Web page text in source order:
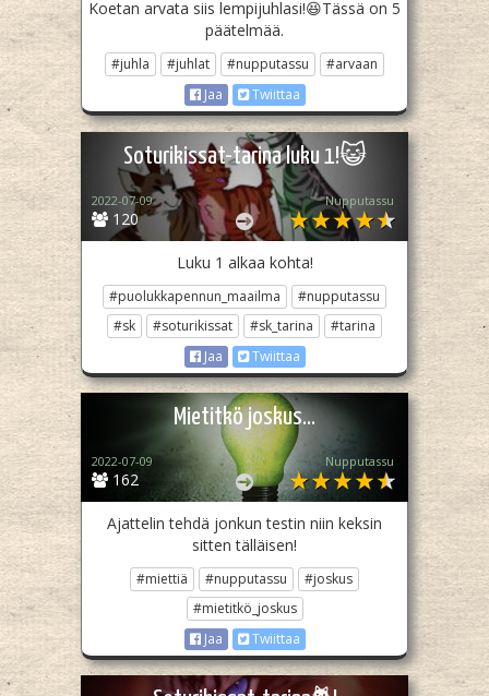
Koetan arvata siis lempijuhlasi!😆Tässä on 5
päätelmää.
#juhla #juhlat #nupputassu
#arvaan
Jaa
Twiittaa
Soturikissat-tarina luku 1!😺
120
2022-07-09 Nupputassu
Luku 1 alkaa kohta!
#puolukkapennun_maailma
#nupputassu
#sk
#soturikissat #sk_tarina
#tarina
Jaa
Twiittaa
Mietitkö joskus…
162
2022-07-09 Nupputassu
Ajattelin tehdä jonkun testin niin keksin
sitten tälläisen!
#miettiä #nupputassu
#joskus
#mietitkö_joskus
Jaa
Twiittaa